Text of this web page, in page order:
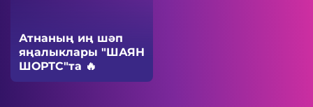
Атнаның иң шәп
яңалыклары "ШАЯН
ШОРТС"та 🔥